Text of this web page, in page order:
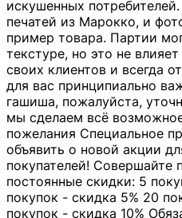
искушенных
печатей из Марокко, и
пример товара. Партии
текстуре, но это не
своих клиентов и всегда
для вас принципиально
гашиша, пожалуйста,
мы сделаем всё
пожелания Специальное
объявить о новой акции
покупателей! Совершайте
постоянные скидки: 5
покупок - скидка 5% 20
покупок - скидка 10%